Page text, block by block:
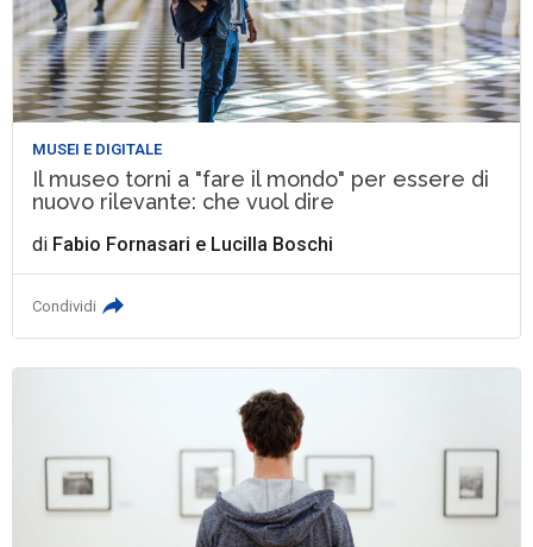
MUSEI E DIGITALE
Il museo torni a "fare il mondo" per essere di
nuovo rilevante: che vuol dire
di Fabio Fornasari e Lucilla Boschi
Condividi